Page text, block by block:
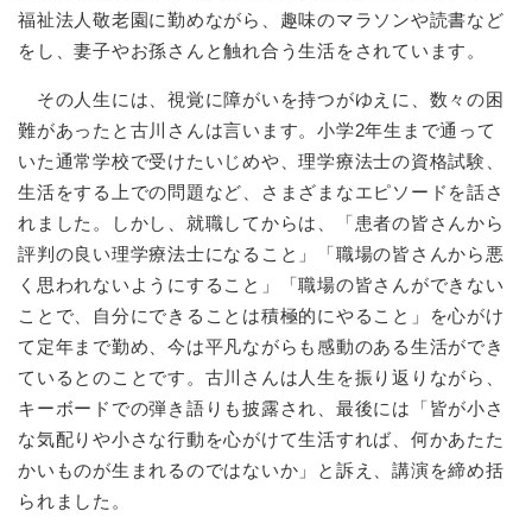
福祉法人敬老園に勤めながら、趣味のマラソンや読書など
をし、妻子やお孫さんと触れ合う生活をされています。
その人生には、視覚に障がいを持つがゆえに、数々の困
難があったと古川さんは言います。小学2年生まで通って
いた通常学校で受けたいじめや、理学療法士の資格試験、
生活をする上での問題など、さまざまなエピソードを話さ
れました。しかし、就職してからは、「患者の皆さんから
評判の良い理学療法士になること」「職場の皆さんから悪
く思われないようにすること」「職場の皆さんができない
ことで、自分にできることは積極的にやること」を心がけ
て定年まで勤め、今は平凡ながらも感動のある生活ができ
ているとのことです。古川さんは人生を振り返りながら、
キーボードでの弾き語りも披露され、最後には「皆が小さ
な気配りや小さな行動を心がけて生活すれば、何かあたた
かいものが生まれるのではないか」と訴え、講演を締め括
られました。